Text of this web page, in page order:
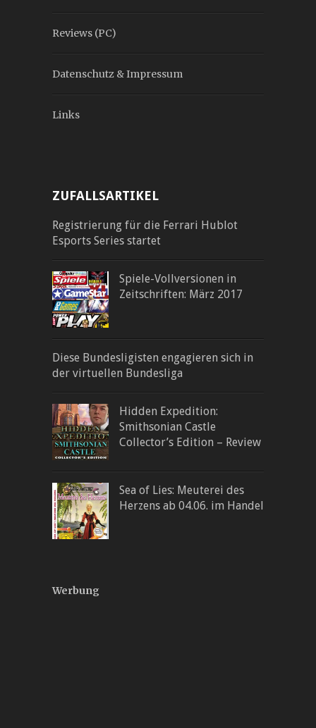
Reviews (PC)
Datenschutz & Impressum
Links
ZUFALLSARTIKEL
Registrierung für die Ferrari Hublot
Esports Series startet
Spiele-Vollversionen in
Zeitschriften: März 2017
Diese Bundesligisten engagieren sich in
der virtuellen Bundesliga
Hidden Expedition:
Smithsonian Castle
Collector’s Edition – Review
Sea of Lies: Meuterei des
Herzens ab 04.06. im Handel
Werbung